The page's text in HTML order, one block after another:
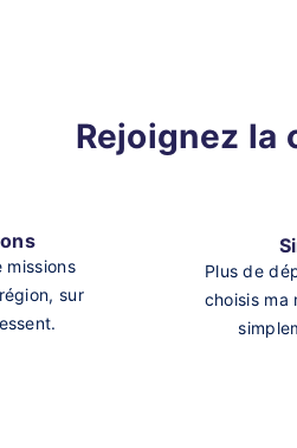
Rejoignez la
missions
sur
Plus de
choisis ma